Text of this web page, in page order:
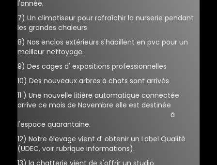
l'année.
7) Un climatiseur pour rafraîchir la nurserie pendant
les grandes chaleurs.
8) Nos enclos extérieurs s'habillent en pvc pour un
meilleur nettoyage.
9) Des cages d' expositions professionnelles
10) Des nouveaux arbres à chats sont arrivés
11 ) Une nouvelle litière automatique connectée
arrive ce mois de Novembre elle est destinée
à
l'espace quarantaine.
12) Notre élevage vient d' obtenir un Label Qualité
(UDEC, voir rubrique informations).
13) la chatterie vient de s'offrir un studio